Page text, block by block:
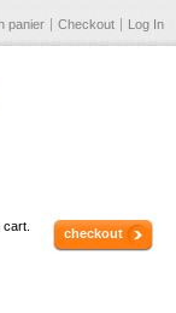
panier Checkout Log In
checkout